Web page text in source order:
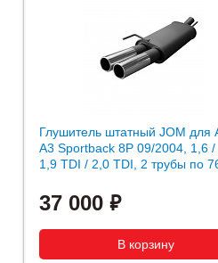
Глушитель штатный JOM для
A3 Sportback 8P 09/2004, 1,6
1,9 TDI / 2,0 TDI, 2 трубы по
37 000